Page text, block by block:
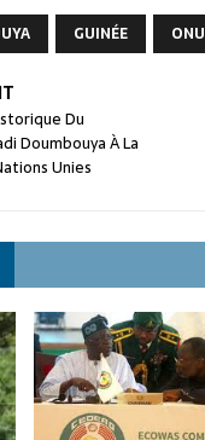
GUINÉE ONU
Du
Doumbouya À La
Unies